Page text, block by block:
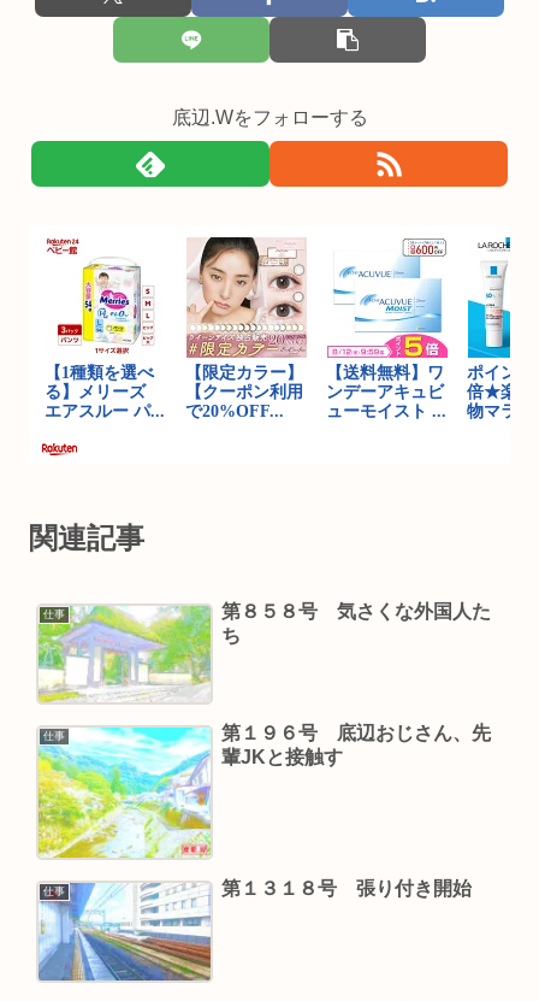
底辺.Wをフォローする
関連記事
仕事
第８５８号 気さくな外国人た
ち
仕事
第１９６号 底辺おじさん、先
輩JKと接触す
仕事 第１３１８号 張り付き開始